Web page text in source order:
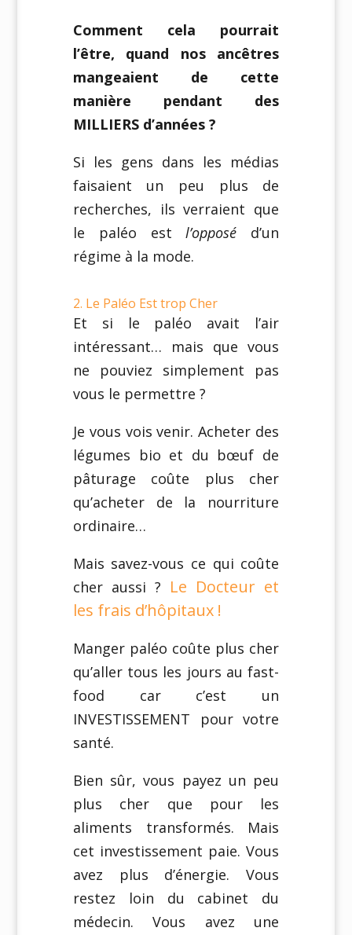
Comment cela pourrait
l’être, quand nos ancêtres
mangeaient de cette
manière pendant des
MILLIERS d’années ?
Si les gens dans les médias
faisaient un peu plus de
recherches, ils verraient que
le paléo estl’opposé d’un
régime à la mode.
2. Le Paléo Est trop Cher
Et si le paléo avait l’air
intéressant… mais que vous
ne pouviez simplement pas
vous le permettre ?
Je vous vois venir. Acheter des
légumes bio et du bœuf de
pâturage coûte plus cher
qu’acheter de la nourriture
ordinaire…
Mais savez-vous ce qui coûte
cher aussi ? Le Docteur et
les frais d’hôpitaux !
Manger paléo coûte plus cher
qu’aller tous les jours au fast-
food car c’est un
INVESTISSEMENT pour votre
santé.
Bien sûr, vous payez un peu
plus cher que pour les
aliments transformés. Mais
cet investissement paie. Vous
avez plus d’énergie. Vous
restez loin du cabinet du
médecin. Vous avez une